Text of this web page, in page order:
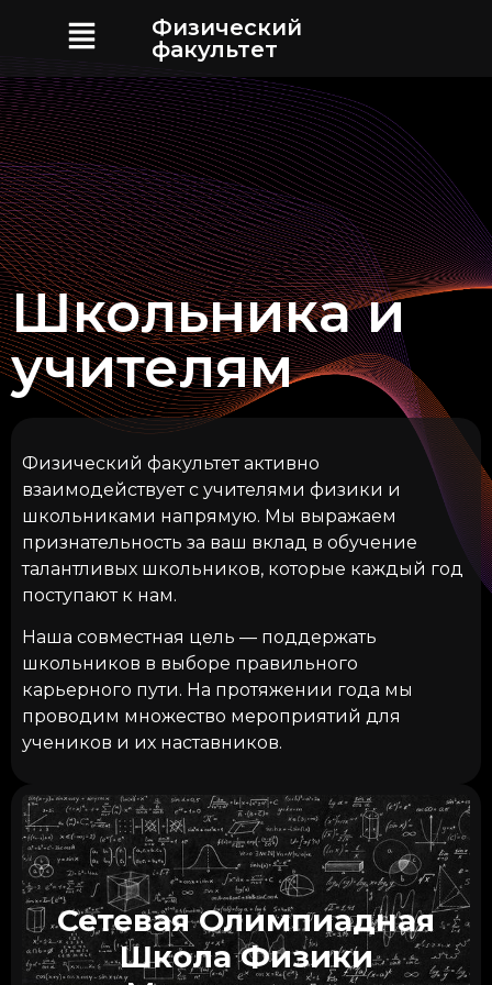
Физический
факультет
Школьника и
учителям
Физический факультет активно
взаимодействует с учителями физики и
школьниками напрямую. Мы выражаем
признательность за ваш вклад в обучение
талантливых школьников, которые каждый год
поступают к нам.
Наша совместная цель — поддержать
школьников в выборе правильного
карьерного пути. На протяжении года мы
проводим множество мероприятий для
учеников и их наставников.
Сетевая Олимпиадная
Школа Физики
Программа Сетевой олимпиадной школы включает
учебные занятия в очном и дистанционном формате,
проектную работу со школьниками в учебных и
научных лабораториях ТГУ, а также цикл регулярных
просветительских и профориентационных
мероприятий, проводимых как на базе ТГУ, так и